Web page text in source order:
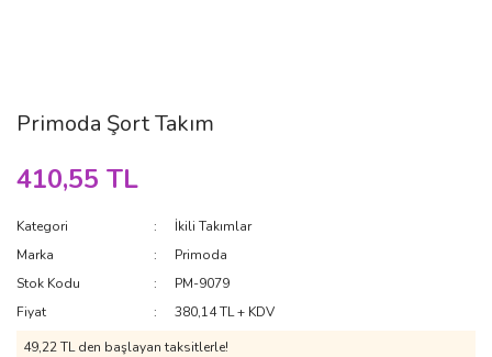
Primoda Şort Takım
410,55 TL
Kategori
İkili Takımlar
Marka
Primoda
Stok Kodu
PM-9079
Fiyat
380,14 TL + KDV
49,22 TL den başlayan taksitlerle!